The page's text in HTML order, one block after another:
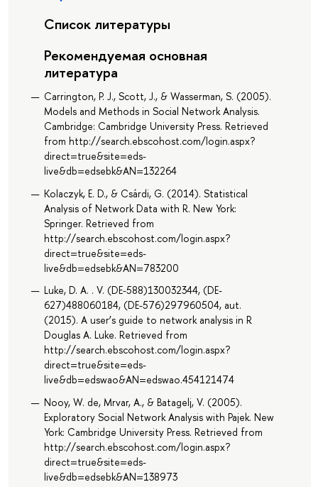
Список литературы
Рекомендуемая основная
литература
Carrington, P. J., Scott, J., & Wasserman, S. (2005).
Models and Methods in Social Network Analysis.
Cambridge: Cambridge University Press. Retrieved
from http://search.ebscohost.com/login.aspx?
direct=true&site=eds-
live&db=edsebk&AN=132264
Kolaczyk, E. D., & Csárdi, G. (2014). Statistical
Analysis of Network Data with R. New York:
Springer. Retrieved from
http://search.ebscohost.com/login.aspx?
direct=true&site=eds-
live&db=edsebk&AN=783200
Luke, D. A. . V. (DE-588)130032344, (DE-
627)488060184, (DE-576)297960504, aut.
(2015). A user’s guide to network analysis in R
Douglas A. Luke. Retrieved from
http://search.ebscohost.com/login.aspx?
direct=true&site=eds-
live&db=edswao&AN=edswao.454121474
Nooy, W. de, Mrvar, A., & Batagelj, V. (2005).
Exploratory Social Network Analysis with Pajek. New
York: Cambridge University Press. Retrieved from
http://search.ebscohost.com/login.aspx?
direct=true&site=eds-
live&db=edsebk&AN=138973